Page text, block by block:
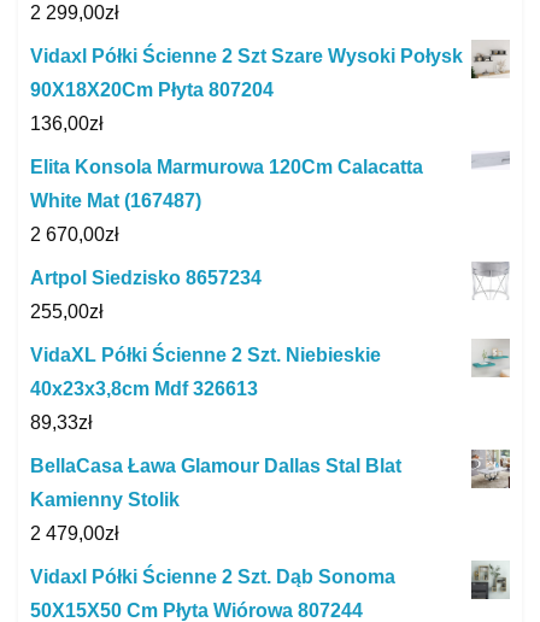
2 299,00zł
Vidaxl Półki Ścienne 2 Szt Szare Wysoki Połysk
90X18X20Cm Płyta 807204
136,00zł
Elita Konsola Marmurowa 120Cm Calacatta
White Mat (167487)
2 670,00zł
Artpol Siedzisko 8657234
255,00zł
VidaXL Półki Ścienne 2 Szt. Niebieskie
40x23x3,8cm Mdf 326613
89,33zł
BellaCasa Ława Glamour Dallas Stal Blat
Kamienny Stolik
2 479,00zł
Vidaxl Półki Ścienne 2 Szt. Dąb Sonoma
50X15X50 Cm Płyta Wiórowa 807244